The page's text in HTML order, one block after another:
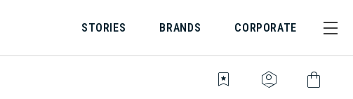
STORIES BRANDS CORPORATE
bookmark_star identity_platform shopping_bag